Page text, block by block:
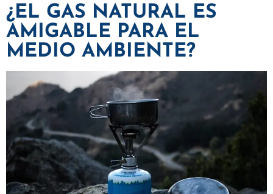
¿EL GAS NATURAL ES
AMIGABLE PARA EL
MEDIO AMBIENTE?